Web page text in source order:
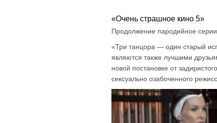
«Очень страшное кино 5»
Продолжение пародийное
«Три танцора — один старый
являются также лучшими
новой постановке от
сексуально озабоченного